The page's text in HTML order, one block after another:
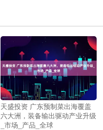
天盛投资 广东预制菜出海覆盖
六大洲，装备输出驱动产业升级
_市场_产品_全球